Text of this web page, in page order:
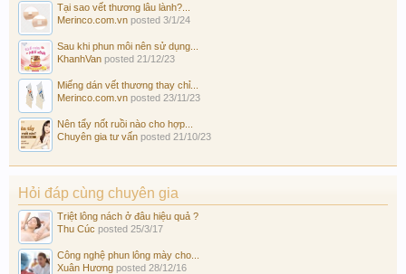
Tại sao vết thương lâu lành?...
Merinco.com.vn posted 3/1/24
Sau khi phun môi nên sử dụng...
KhanhVan posted 21/12/23
Miếng dán vết thương thay chỉ...
Merinco.com.vn posted 23/11/23
Nên tẩy nốt ruồi nào cho hợp...
Chuyên gia tư vấn posted 21/10/23
Hỏi đáp cùng chuyên gia
Triệt lông nách ở đâu hiệu quả ?
Thu Cúc posted 25/3/17
Công nghệ phun lông mày cho...
Xuân Hương posted 28/12/16